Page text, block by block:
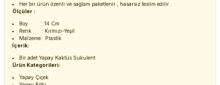
Her bir ürün özenli ve sağlam paketlenir , hasarsız teslim edilir .
Ölçüler :
Boy : 14 Cm
Renk : Kırmızı-Yeşil
Malzeme : Plastik
İçerik:
Bir adet Yapay Kaktüs Sukulent
Ürün Kategorileri:
Yapay Çiçek